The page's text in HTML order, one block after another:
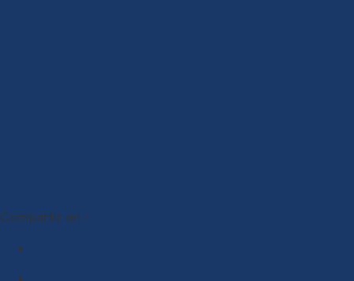
Compartir en :